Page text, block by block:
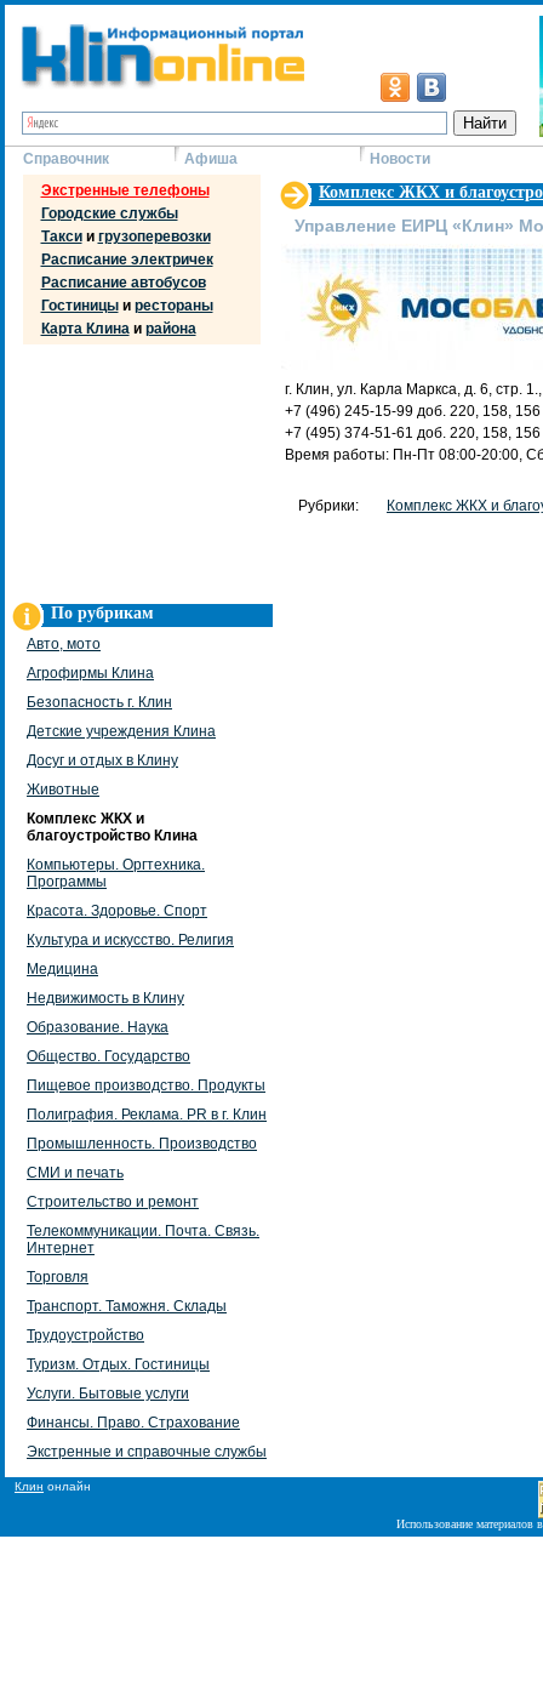
Справочник Афиша
Новости
Экстренные телефоны
Городские службы
Таксии грузоперевозки
Расписание электричек
Расписание автобусов
Гостиницыи рестораны
Карта Клинаи района
По рубрикам
Авто, мото
Агрофирмы Клина
Безопасность г. Клин
Детские учреждения Клина
Досуг и отдых в Клину
Животные
Комплекс ЖКХ и
благоустройство Клина
Компьютеры. Оргтехника.
Программы
Красота. Здоровье. Спорт
Культура и искусство. Религия
Медицина
Недвижимость в Клину
Образование. Наука
Общество. Государство
Пищевое производство. Продукты
Полиграфия. Реклама. PR в г. Клин
Промышленность. Производство
СМИ и печать
Строительство и ремонт
Телекоммуникации. Почта. Связь.
Интернет
Торговля
Транспорт. Таможня. Склады
Трудоустройство
Туризм. Отдых. Гостиницы
Услуги. Бытовые услуги
Финансы. Право. Страхование
Экстренные и справочные службы
Комплекс ЖКХ и
Управление ЕИРЦ «Клин»
г. Клин, ул. Карла Маркса, д. 6, стр.
+7 (496) 245-15-99 доб. 220, 158,
+7 (495) 374-51-61 доб. 220, 158, 156
Время работы: Пн-Пт 08:00-20:00,
Рубрики: Комплекс ЖКХ и
Клин онлайн
Использование материалов